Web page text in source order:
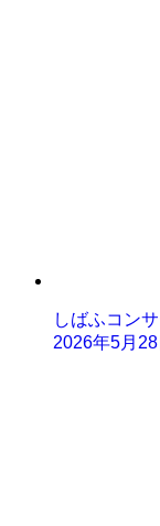
しばふコン
2026年5月28